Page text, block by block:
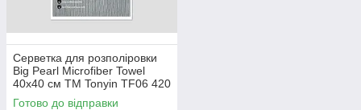
Серветка для розполіровки
Big Pearl Microfiber Towel
40х40 см TM Tonyin TF06 420
г/м2
Готово до відправки